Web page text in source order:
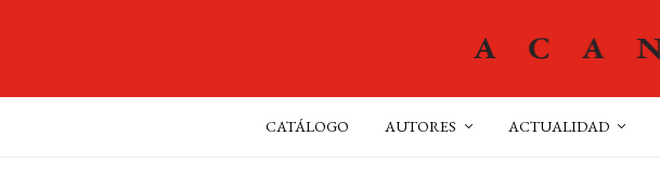
CATÁLOGO AUTORES ACTUALIDAD